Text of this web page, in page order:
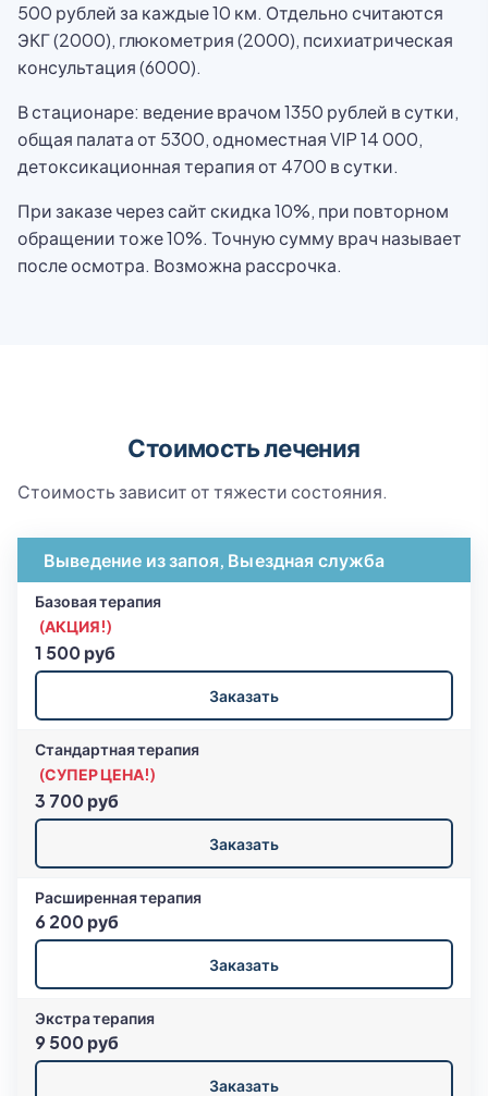
500 рублей за каждые 10 км. Отдельно считаются
ЭКГ (2000), глюкометрия (2000), психиатрическая
консультация (6000).
В стационаре: ведение врачом 1350 рублей в сутки,
общая палата от 5300, одноместная VIP 14 000,
детоксикационная терапия от 4700 в сутки.
При заказе через сайт скидка 10%, при повторном
обращении тоже 10%. Точную сумму врач называет
после осмотра. Возможна рассрочка.
Стоимость лечения
Стоимость зависит от тяжести состояния.
Выведение из запоя, Выездная служба
Базовая терапия
(АКЦИЯ!)
1 500 руб
Заказать
Стандартная терапия
(СУПЕР ЦЕНА!)
3 700 руб
Заказать
Расширенная терапия
6 200 руб
Заказать
Экстра терапия
9 500 руб
Заказать